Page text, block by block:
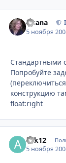
Fisana
5 ноября
Стандартными
Попробуйте
конструкцию
float:right
alik12
5 ноября